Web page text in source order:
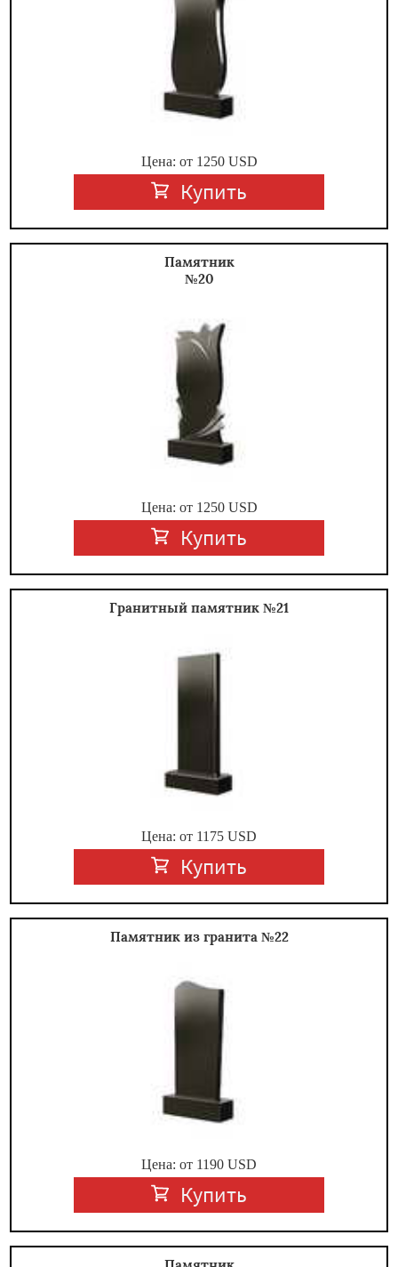
Цена: от 1250USD
Купить
Памятник
№20
Цена: от 1250USD
Купить
Гранитный памятник №21
Цена: от 1175 USD
Купить
Памятник из гранита №22
Цена: от 1190 USD
Купить